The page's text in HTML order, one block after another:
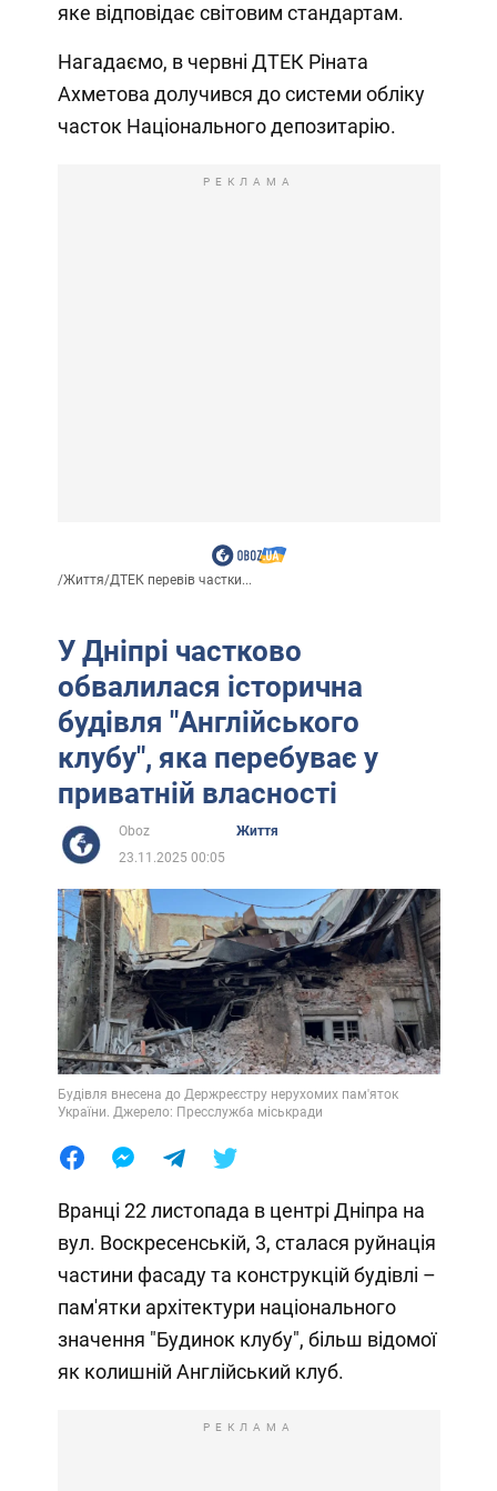
яке відповідає світовим стандартам.
Нагадаємо, в червні ДТЕК Ріната
Ахметова долучився до системи обліку
часток Національного депозитарію.
РЕКЛАМА
/Життя/ДТЕК перевів частки...
У Дніпрі частково
обвалилася історична
будівля "Англійського
клубу", яка перебуває у
приватній власності
Oboz
Життя
23.11.2025 00:05
Будівля внесена до Держреєстру нерухомих пам'яток
України. Джерело: Пресслужба міськради
Вранці 22 листопада в центрі Дніпра на
вул. Воскресенській, 3, сталася руйнація
частини фасаду та конструкцій будівлі –
пам'ятки архітектури національного
значення "Будинок клубу", більш відомої
як колишній Англійський клуб.
РЕКЛАМА